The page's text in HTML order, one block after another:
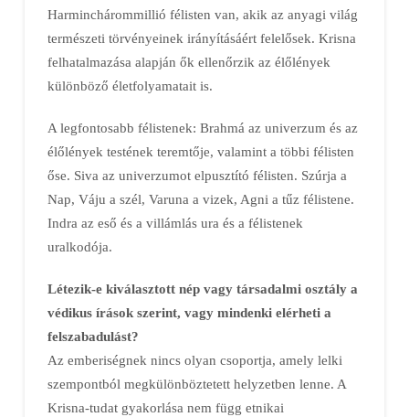
Harminchárommillió félisten van, akik az anyagi világ
természeti törvényeinek irányításáért felelősek. Krisna
felhatalmazása alapján ők ellenőrzik az élőlények
különböző életfolyamatait is.
A legfontosabb félistenek: Brahmá az univerzum és az
élőlények testének teremtője, valamint a többi félisten
őse. Siva az univerzumot elpusztító félisten. Szúrja a
Nap, Váju a szél, Varuna a vizek, Agni a tűz félistene.
Indra az eső és a villámlás ura és a félistenek
uralkodója.
Létezik-e kiválasztott nép vagy társadalmi osztály a
védikus írások szerint, vagy mindenki elérheti a
felszabadulást?
Az emberiségnek nincs olyan csoportja, amely lelki
szempontból megkülönböztetett helyzetben lenne. A
Krisna-tudat gyakorlása nem függ etnikai